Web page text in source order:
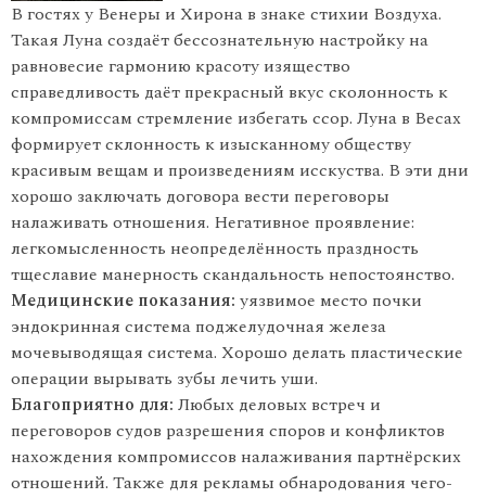
В гостях у Венеры и Хирона в знаке стихии Воздуха.
Такая Луна создаёт бессознательную настройку на
равновесие гармонию красоту изящество
справедливость даёт прекрасный вкус сколонность к
компромиссам стремление избегать ссор. Луна в Весах
формирует склонность к изысканному обществу
красивым вещам и произведениям исскуства. В эти дни
хорошо заключать договора вести переговоры
налаживать отношения. Негативное проявление:
легкомысленность неопределённость праздность
тщеславие манерность скандальность непостоянство.
Медицинские показания: уязвимое место почки
эндокринная система поджелудочная железа
мочевыводящая система. Хорошо делать пластические
операции вырывать зубы лечить уши.
Благоприятно для: Любых деловых встреч и
переговоров судов разрешения споров и конфликтов
нахождения компромиссов налаживания партнёрских
отношений. Также для рекламы обнародования чего-